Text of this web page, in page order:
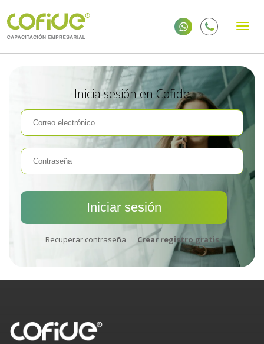
Inicia sesión en Cofide
Recuperar contraseña Crear registro gratis